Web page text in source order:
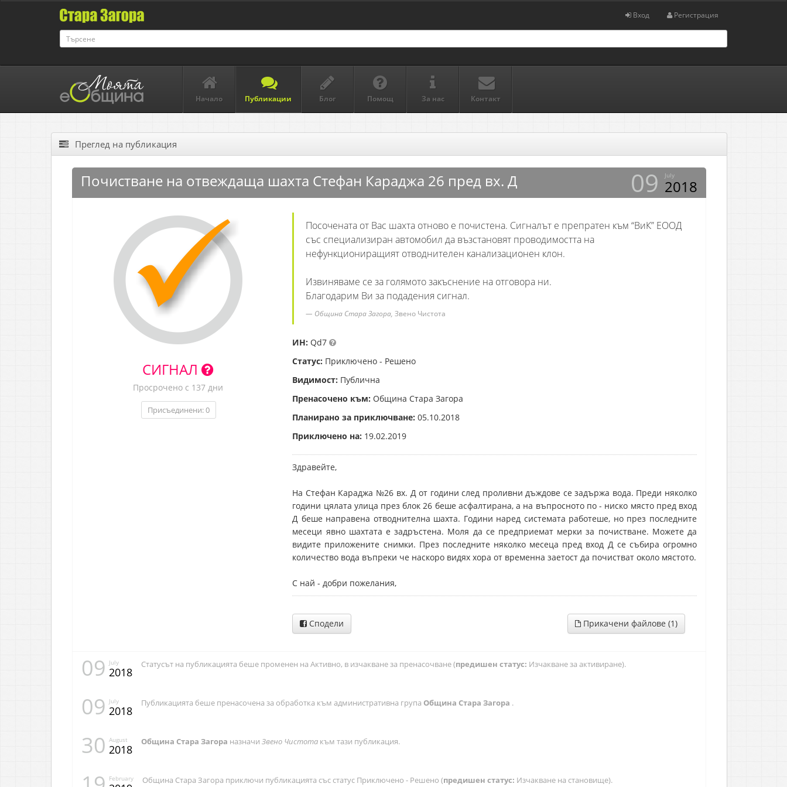
Вход Регистрация
Начало Публикации Блог Помощ За нас Контакт
Преглед на публикация
Почистване на отвеждаща шахта Стефан Караджа 26 пред вх. Д July
2018
09
СИГНАЛ
Просрочено с 137 дни
Присъединени: 0
Посочената от Вас шахта отново е почистена. Сигналът е препратен към “ВиК” ЕООД
със специализиран автомобил да възстановят проводимостта на
нефункциониращият отводнителен канализационен клон.
Извиняваме се за голямото закъснение на отговора ни.
Благодарим Ви за подадения сигнал.
Община Стара Загора, Звено Чистота
ИН: Qd7
Статус: Приключено - Решено
Видимост: Публична
Пренасочено към: Община Стара Загора
Планирано за приключване: 05.10.2018
Приключено на: 19.02.2019
Здравейте,
На Стефан Караджа №26 вх. Д от години след проливни дъждове се задържа вода. Преди няколко
години цялата улица през блок 26 беше асфалтирана, а на въпросното по - ниско място пред вход
Д беше направена отводнителна шахта. Години наред системата работеше, но през последните
месеци явно шахтата е задръстена. Моля да се предприемат мерки за почистване. Можете да
видите приложените снимки. През последните няколко месеца пред вход Д се събира огромно
количество вода въпреки че наскоро видях хора от временна заетост да почистват около мястото.
С най - добри пожелания,
Сподели Прикачени файлове (1)
09 July
2018
Статусът на публикацията беше променен на Активно, в изчакване за пренасочване (предишен статус: Изчакване за активиране).
09 July
2018
Публикацията беше пренасочена за обработка към административна група Община Стара Загора .
30 August
2018
Община Стара Загора назначи Звено Чистота към тази публикация.
February Община Стара Загора приключи публикацията със статус Приключено - Решено (предишен статус: Изчакване на становище).